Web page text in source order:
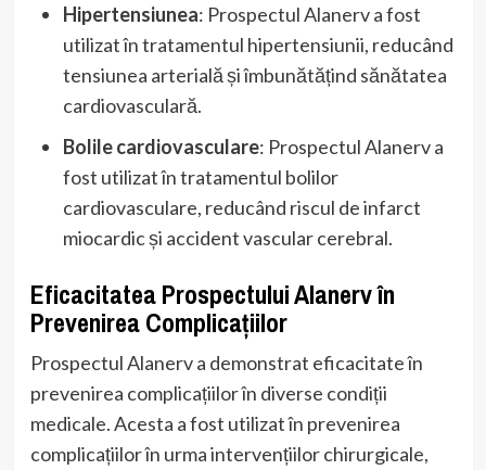
Hipertensiunea: Prospectul Alanerv a fost
utilizat în tratamentul hipertensiunii, reducând
tensiunea arterială și îmbunătățind sănătatea
cardiovasculară.
Bolile cardiovasculare: Prospectul Alanerv a
fost utilizat în tratamentul bolilor
cardiovasculare, reducând riscul de infarct
miocardic și accident vascular cerebral.
Eficacitatea Prospectului Alanerv în
Prevenirea Complicațiilor
Prospectul Alanerv a demonstrat eficacitate în
prevenirea complicațiilor în diverse condiții
medicale. Acesta a fost utilizat în prevenirea
complicațiilor în urma intervențiilor chirurgicale,